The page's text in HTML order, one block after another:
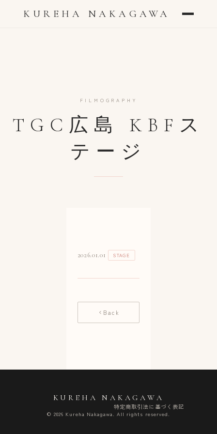
KUREHA NAKAGAWA
FILMOGRAPHY
TGC広島 KBFス
テージ
2026.01.01 STAGE
Back
KUREHA NAKAGAWA
特定商取引法に基づく表記
© 2026 Kureha Nakagawa. All rights reserved.